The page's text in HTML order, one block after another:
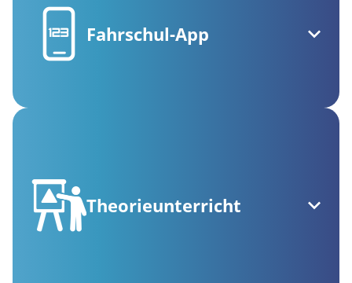
Fahrschul-App
Theorieunterricht